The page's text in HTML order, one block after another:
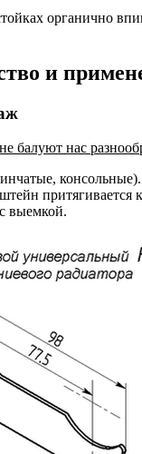
органично
и
балуют нас
выемкой.